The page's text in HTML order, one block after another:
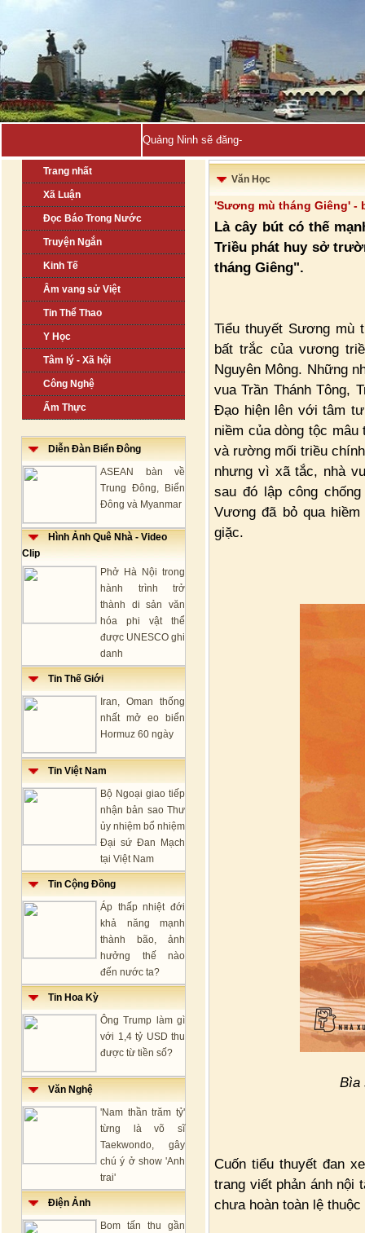
Quảng Ninh sẽ đăng cai Hội nghị Bộ t-
Trang nhất
Xã Luận
Đọc Báo Trong Nước
Truyện Ngắn
Kinh Tế
Âm vang sử Việt
Tin Thể Thao
Y Học
Tâm lý - Xã hội
Công Nghệ
Ẩm Thực
Diễn Đàn Biển Đông
ASEAN bàn về
Trung Đông, Biển
Đông và Myanmar
Hình Ảnh Quê Nhà - Video
Clip
Phở Hà Nội trong
hành trình trở
thành di sản văn
hóa phi vật thể
được UNESCO ghi
danh
Tin Thế Giới
Iran, Oman thống
nhất mở eo biển
Hormuz 60 ngày
Tin Việt Nam
Bộ Ngoại giao tiếp
nhận bản sao Thư
ủy nhiệm bổ nhiệm
Đại sứ Đan Mạch
tại Việt Nam
Tin Cộng Đồng
Áp thấp nhiệt đới
khả năng mạnh
thành bão, ảnh
hưởng thế nào
đến nước ta?
Tin Hoa Kỳ
Ông Trump làm gì
với 1,4 tỷ USD thu
được từ tiền số?
Văn Nghệ
'Nam thần trăm tỷ'
từng là võ sĩ
Taekwondo, gây
chú ý ở show 'Anh
trai'
Điện Ảnh
Bom tấn thu gần
Văn Học
'Sương mù tháng Giêng' -
Là cây bút có thế
Triều phát huy sở
tháng Giêng".
Tiểu thuyết Sương mù
bất trắc của vương
Nguyên Mông. Những
vua Trần Thánh Tông,
Đạo hiện lên với tâm
niềm của dòng tộc
và rường mối triều
nhưng vì xã tắc, nhà
sau đó lập công
Vương đã bỏ qua
giặc.
Bìa
Cuốn tiểu thuyết đan
trang viết phản ánh nội
chưa hoàn toàn lệ